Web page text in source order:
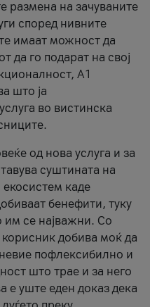
размена на зачуваните
според нивните
имаат можност да
да го подарат на свој
А1
што ја
во вистинска
од нова услуга и за
суштината на
екосистем каде
бенефити, туку
им се најважни. Со
корисник добива моќ да
пофлексибилно и
што трае и за него
е уште еден доказ дека